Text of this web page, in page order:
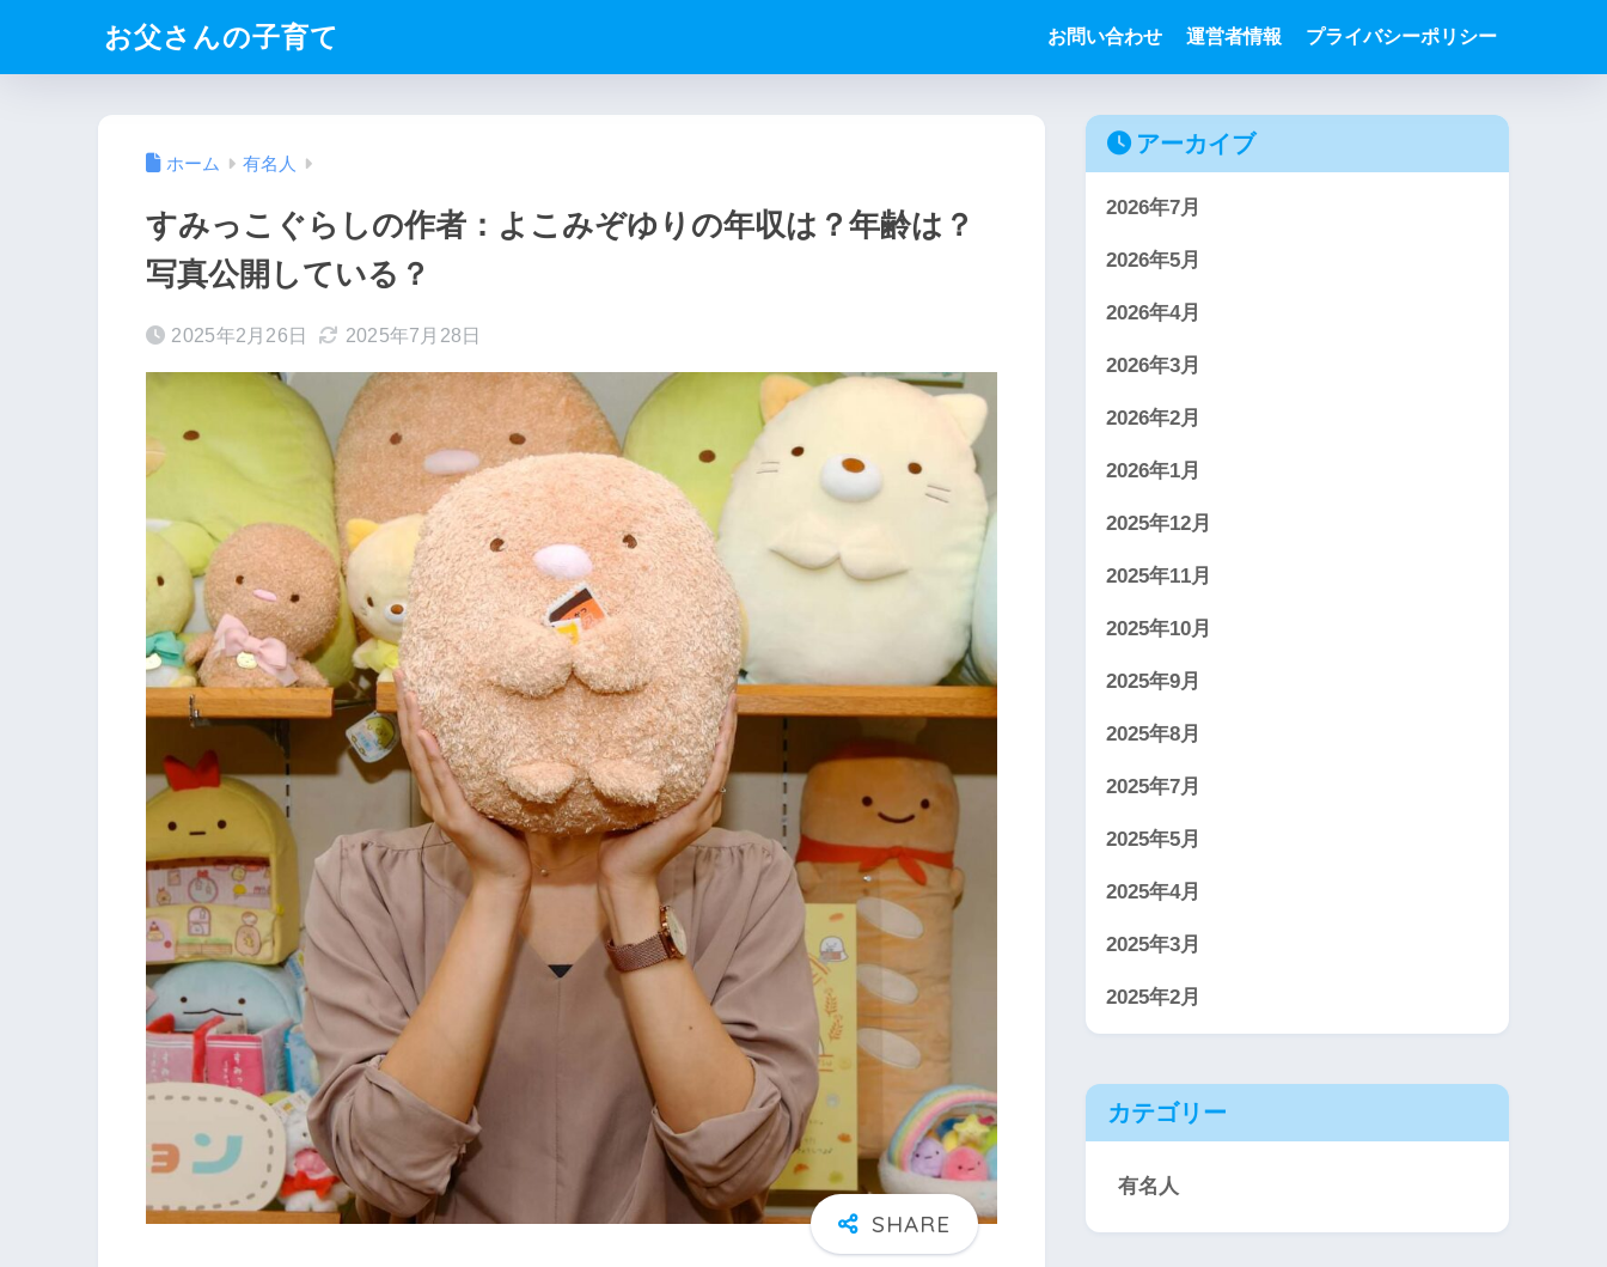
お父さんの子育て お問い合わせ 運営者情報 プライバシーポリシー
ホーム 有名人
すみっこぐらしの作者：よこみぞゆりの年収は？年齢は？
写真公開している？
2025年2月26日 2025年7月28日
アーカイブ
2026年7月
2026年5月
2026年4月
2026年3月
2026年2月
2026年1月
2025年12月
2025年11月
2025年10月
2025年9月
2025年8月
2025年7月
2025年5月
2025年4月
2025年3月
2025年2月
カテゴリー
有名人